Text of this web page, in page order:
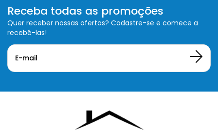
Receba todas as promoções
Quer receber nossas ofertas? Cadastre-se e comece a
recebê-las!